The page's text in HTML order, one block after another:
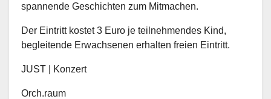
spannende Geschichten zum Mitmachen.
Der Eintritt kostet 3 Euro je teilnehmendes Kind,
begleitende Erwachsenen erhalten freien Eintritt.
JUST | Konzert
Orch.raum